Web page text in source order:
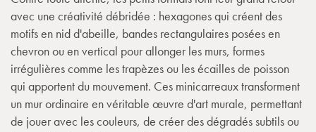
avec une créativité débridée : hexagones qui créent des
motifs en nid d'abeille, bandes rectangulaires posées en
chevron ou en vertical pour allonger les murs, formes
irrégulières comme les trapèzes ou les écailles de poisson
qui apportent du mouvement. Ces minicarreaux transforment
un mur ordinaire en véritable œuvre d'art murale, permettant
de jouer avec les couleurs, de créer des dégradés subtils ou